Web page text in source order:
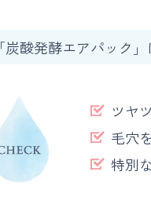
「炭酸発酵エアパック
ツヤ
毛穴
特別